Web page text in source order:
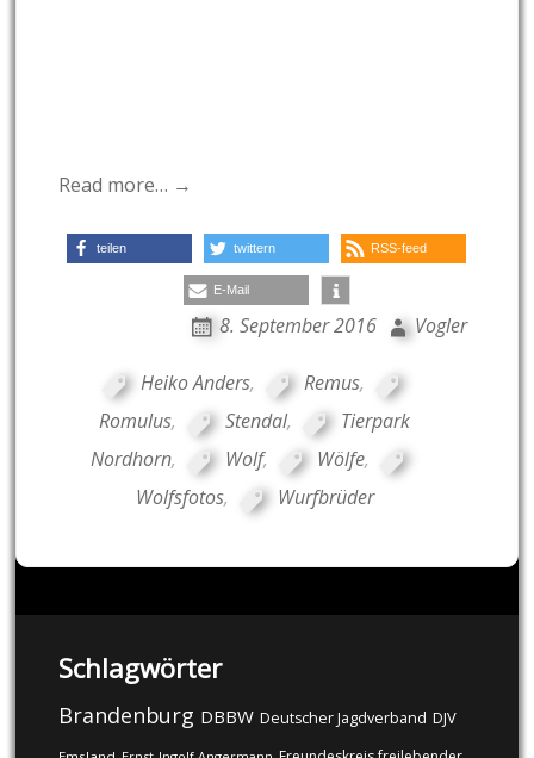
Read more… →
teilen twittern RSS-feed
E-Mail
8. September 2016 Vogler
Heiko Anders, Remus,
Romulus, Stendal,
Tierpark
Nordhorn, Wolf, Wölfe,
Wolfsfotos, Wurfbrüder
Schlagwörter
Brandenburg DBBW Deutscher Jagdverband DJV